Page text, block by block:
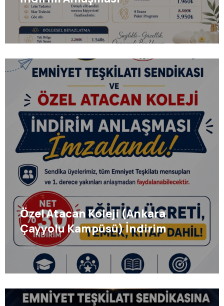
Özel Atacan Koleji (Ankara
Çayyolu Kampüsü) İndirim
Anlaşması